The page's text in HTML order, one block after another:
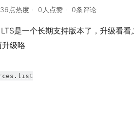
点热度 0人点赞 0条评论
是一个长期支持版本了，升级看看
级咯